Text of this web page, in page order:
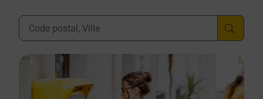
Ville, Département, Code Postal